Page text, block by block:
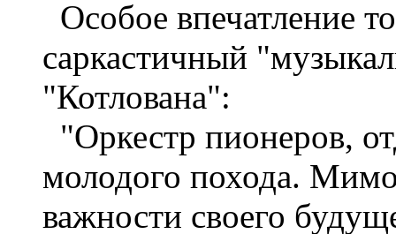
Особое впечатление
саркастичный
"Котлована":
"Оркестр пионеров,
молодого похода.
важности своего